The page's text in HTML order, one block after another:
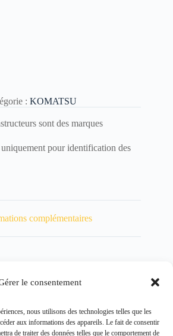
le consentement
nous utilisons des technologies telles que les
aux informations des appareils. Le fait de consentir
de traiter des données telles que le comportement de
: KOMATSU
sont des marques
pour identification des
complémentaires
5 kg
ALL PARTS FRANCE SAS